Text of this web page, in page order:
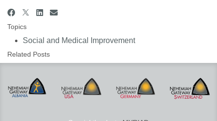
Topics
Social and Medical Improvement
Related Posts